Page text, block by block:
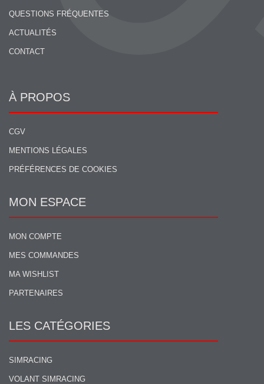
QUESTIONS FRÉQUENTES
ACTUALITÉS
CONTACT
À PROPOS
CGV
MENTIONS LÉGALES
PRÉFÉRENCES DE COOKIES
MON ESPACE
MON COMPTE
MES COMMANDES
MA WISHLIST
PARTENAIRES
LES CATÉGORIES
SIMRACING
VOLANT SIMRACING